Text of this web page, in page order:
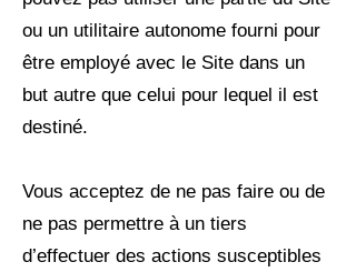
ou un utilitaire autonome fourni pour
être employé avec le Site dans un
but autre que celui pour lequel il est
destiné.
Vous acceptez de ne pas faire ou de
ne pas permettre à un tiers
d’effectuer des actions susceptibles